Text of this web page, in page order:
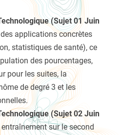
(Sujet 01 Juin
applications concrètes
statistiques de santé), ce
des pourcentages,
pour les suites, la
de degré 3 et les
(Sujet 02 Juin
sur le second